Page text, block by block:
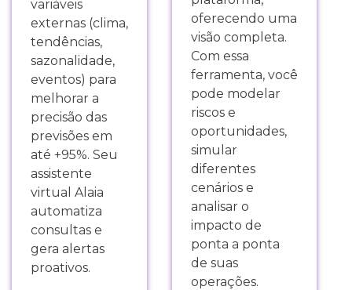
variáveis
externas (clima,
tendências,
sazonalidade,
eventos) para
melhorar a
precisão das
previsões em
até +95%. Seu
assistente
virtual Alaia
automatiza
consultas e
gera alertas
proativos.
oferecendo uma
visão completa.
Com essa
ferramenta, você
pode modelar
riscos e
oportunidades,
simular
diferentes
cenários e
analisar o
impacto de
ponta a ponta
de suas
operações.